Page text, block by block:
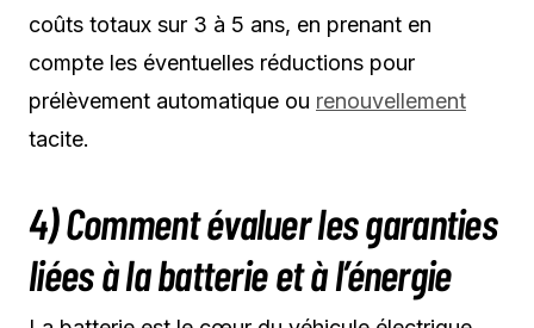
coûts totaux sur 3 à 5 ans, en prenant en
compte les éventuelles réductions pour
prélèvement automatique ou renouvellement
tacite.
4) Comment évaluer les garanties
liées à la batterie et à l’énergie